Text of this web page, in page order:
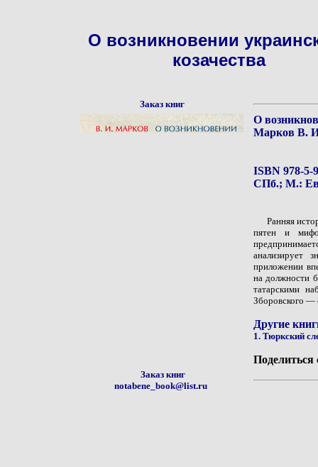
О возникновении
козачества
Заказ книг
О
Марков В.
ISBN 978-5-
СПб.; М.:
Ранняя
пятен и
анализирует
приложении
на должности
татарскими
Зборовского —
Другие
1. Тюркский
Поделиться
Заказ книг
notabene_book@list.ru